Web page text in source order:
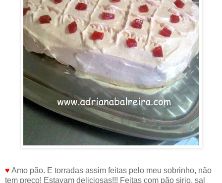
♥ Amo pão. E torradas assim feitas pelo meu sobrinho, não
tem preço! Estavam deliciosas!!! Feitas com pão sirio, sal